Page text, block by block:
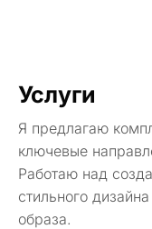
Услуги
Я предлагаю
ключевые
Работаю над
стильного
образа.